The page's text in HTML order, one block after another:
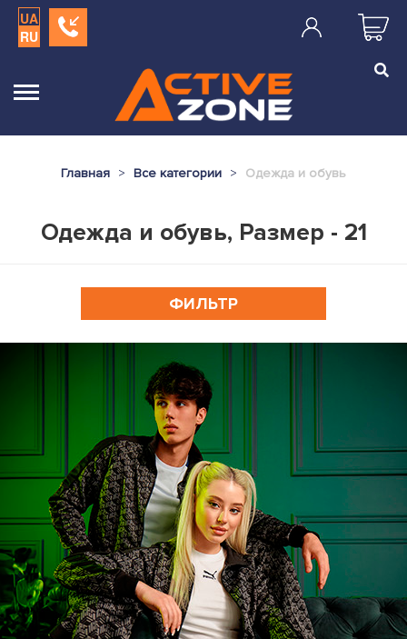
UA
RU
Главная Все категории Одежда и обувь
Одежда и обувь, Размер - 21
ФИЛЬТР